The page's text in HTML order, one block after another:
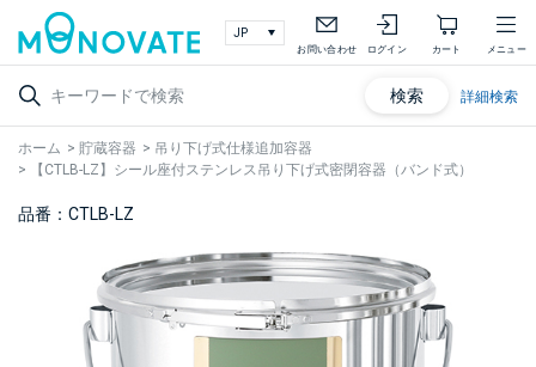
お問い合わせ ログイン カート メニュー
検索 詳細検索
ホーム > 貯蔵容器 > 吊り下げ式仕様追加容器
>
【CTLB-LZ】シール座付ステンレス吊り下げ式密閉容器（バンド式）
品番：CTLB-LZ